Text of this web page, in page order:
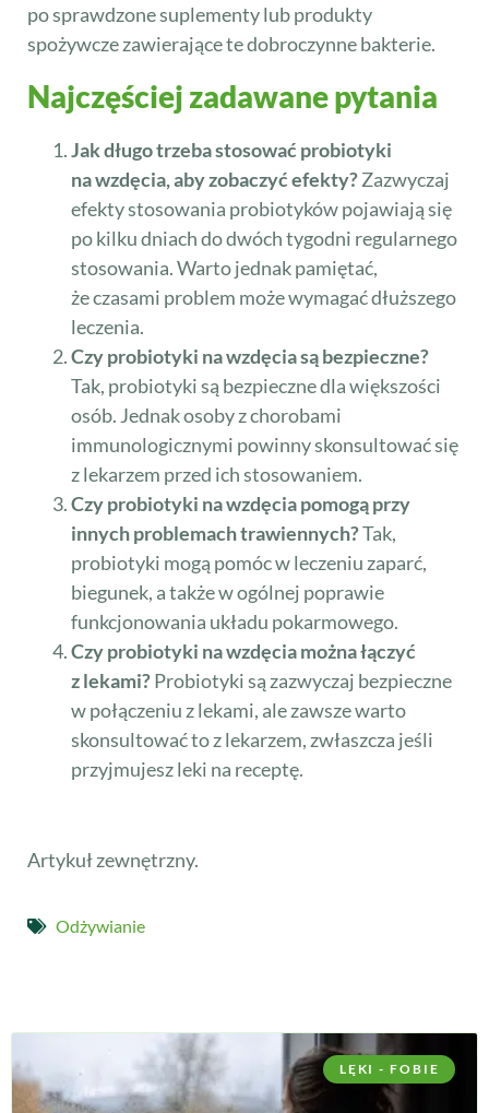
po sprawdzone suplementy lub produkty
spożywcze zawierające te dobroczynne bakterie.
Najczęściej zadawane pytania
Jak długo trzeba stosować probiotyki
na wzdęcia, aby zobaczyć efekty?Zazwyczaj
efekty stosowania probiotyków pojawiają się
po kilku dniach do dwóch tygodni regularnego
stosowania. Warto jednak pamiętać,
że czasami problem może wymagać dłuższego
leczenia.
Czy probiotyki na wzdęcia są bezpieczne?
Tak, probiotyki są bezpieczne dla większości
osób. Jednak osoby z chorobami
immunologicznymi powinny skonsultować się
z lekarzem przed ich stosowaniem.
Czy probiotyki na wzdęcia pomogą przy
innych problemach trawiennych?Tak,
probiotyki mogą pomóc w leczeniu zaparć,
biegunek, a także w ogólnej poprawie
funkcjonowania układu pokarmowego.
Czy probiotyki na wzdęcia można łączyć
z lekami?Probiotyki są zazwyczaj bezpieczne
w połączeniu z lekami, ale zawsze warto
skonsultować to z lekarzem, zwłaszcza jeśli
przyjmujesz leki na receptę.
Artykuł zewnętrzny.
Odżywianie
LĘKI - FOBIE